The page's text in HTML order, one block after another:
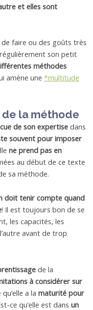
et elles sont
faire ou des goûts très
son petit
méthodes
amène une *multitude
la méthode
de son expertise dans
souvent pour imposer
ne prend pas en
au début de ce texte
sa méthode.
doit tenir compte quand
! Il est toujours bon de se
les capacités, les
avant de trop
de la
à considérer sur
a la maturité pour
ce qu’elle est dans un